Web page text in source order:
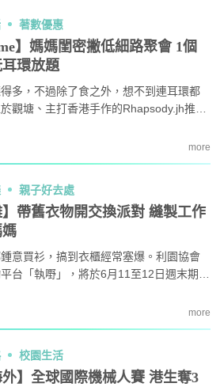
著數優惠
】媽媽閨密撇低細路聚會 1個
環放題
多，不過除了食之外，想不到連耳環都
觀塘、主打香港手作的Rhapsody.jh推出
對耳環，場內有超過500種零件款式，更
鏈教學，鍾意DIY飾物和貪靚的媽媽不能
more
親子好去處
】帶舊衣物開交換派對 縫製工作
意買衫，搞到衣櫃經常塞爆。利園協會
台「執嘢」，將於6月11至12日週末期間
善縫製工作坊，教大家將舊衣服升級再
。
more
校園生活
外】全球國際機械人賽 港生奪3
4
車龍」！網民：細到唔識行？
5
座椅